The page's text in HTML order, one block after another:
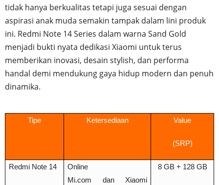
tidak hanya berkualitas tetapi juga sesuai dengan
aspirasi anak muda semakin tampak dalam lini produk
ini. Redmi Note 14 Series dalam warna Sand Gold
menjadi bukti nyata dedikasi Xiaomi untuk terus
memberikan inovasi, desain stylish, dan performa
handal demi mendukung gaya hidup modern dan penuh
dinamika.
Tipe Ketersediaan Value
(SRP)
Redmi Note 14
Online
Mi.com dan Xiaomi
8 GB + 128 GB